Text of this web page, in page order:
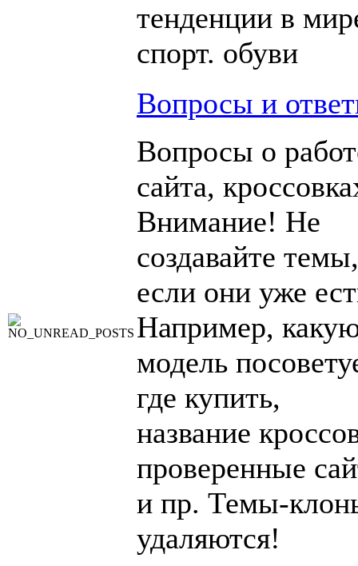
тенденции в
спорт. обуви
Вопросы и
Вопросы о
сайта,
Внимание! Не
создавайте темы,
если они уже
Например,
модель
где купить,
название
проверенные
и пр. Темы-
удаляются!